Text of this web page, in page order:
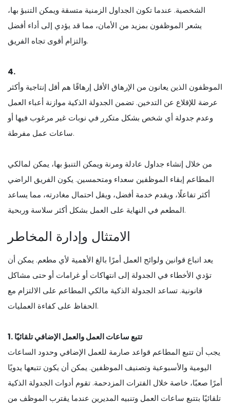
الشخصية. عندما تكون الجداول الزمنية متسقة ويمكن التنبؤ بها،
يشعر الموظفون بمزيد من الأمان، مما قد يؤدي إلى أداء أفضل
والتزام أقوى تجاه الفريق.
4.
الموظفون الذين يعانون من الإرهاق الأقل إرهاقًا هم أقل إنتاجية وأكثر
عرضة للإقلاع عن التدخين. تضمن الجدولة الذكية موازنة أعباء العمل
وعدم جدولة أي شخص بشكل متكرر في نوبات غير مرغوب فيها أو
ساعات عمل مفرطة.
من خلال إنشاء جداول عادلة ومرنة ويمكن التنبؤ بها، يمكن لمالكي
المطاعم إبقاء الموظفين سعداء ومتحمسين. يكون الفريق الراضي
أكثر تفاعلًا، ويقدم خدمة أفضل، ويقل احتمال مغادرته، مما يساعد
المطعم في النهاية على العمل بشكل أكثر سلاسة وربحية.
الامتثال وإدارة المخاطر
يعد اتباع قوانين ولوائح العمل أمرًا بالغ الأهمية لأي مطعم. يمكن أن
تؤدي الأخطاء في الجدولة إلى انتهاكات أو غرامات أو حتى مشاكل
قانونية. تساعد الجدولة الذكية مالكي المطاعم على الالتزام مع
الحفاظ على كفاءة العمليات.
1. تتبع ساعات العمل والعمل الإضافي تلقائيًا
يجب أن تتبع المطاعم قواعد صارمة للعمل الإضافي وحدود الساعات
اليومية والأسبوعية وتصنيف الموظفين. يمكن أن يكون تتبعها يدويًا
أمرًا صعبًا، خاصة خلال الفترات المزدحمة. تقوم أدوات الجدولة الذكية
تلقائيًا بتتبع ساعات العمل وتنبيه المديرين عندما يقترب الموظف من